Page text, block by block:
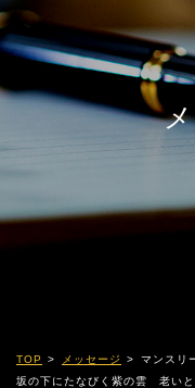
TOP メッセージ
マンスリ
坂の下にたなびく紫の雲 老い